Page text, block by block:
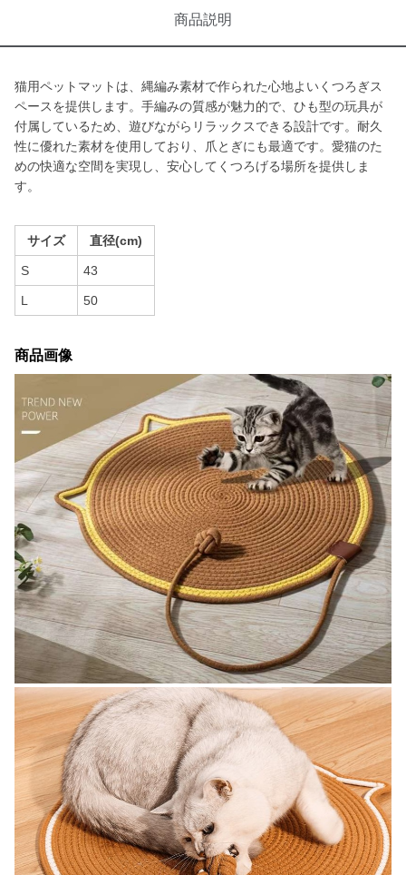
商品説明
猫用ペットマットは、縄編み素材で作られた心地よいくつろぎス
ペースを提供します。手編みの質感が魅力的で、ひも型の玩具が
付属しているため、遊びながらリラックスできる設計です。耐久
性に優れた素材を使用しており、爪とぎにも最適です。愛猫のた
めの快適な空間を実現し、安心してくつろげる場所を提供しま
す。
サイズ 直径(cm)
S 43
L 50
商品画像